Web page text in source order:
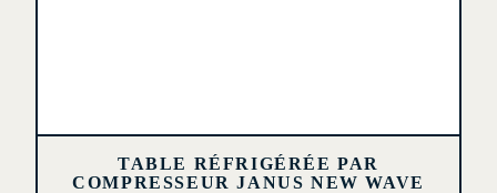
TABLE RÉFRIGÉRÉE PAR
COMPRESSEUR JANUS NEW WAVE